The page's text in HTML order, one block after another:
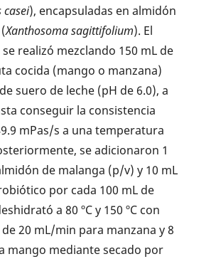
casei), encapsuladas en almidón
Xanthosoma sagittifolium). El
realizó mezclando 150 mL de
cocida (mango o manzana)
suero de leche (pH de 6.0), a
conseguir la consistencia
mPas/s a una temperatura
se adicionaron 1
de malanga (p/v) y 10 mL
por cada 100 mL de
a 80 ºC y 150 ºC con
20 mL/min para manzana y 8
mango mediante secado por